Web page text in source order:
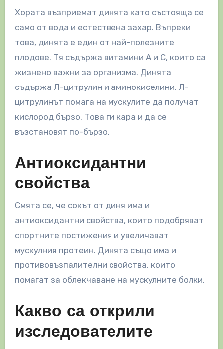
Хората възприемат динята като състояща се
само от вода и естествена захар. Въпреки
това, динята е един от най-полезните
плодове. Тя съдържа витамини А и C, които са
жизнено важни за организма. Динята
съдържа Л-цитрулин и аминокиселини. Л-
цитрулинът помага на мускулите да получат
кислород бързо. Това ги кара и да се
възстановят по-бързо.
Антиоксидантни
свойства
Смята се, че сокът от диня има и
антиоксидантни свойства, които подобряват
спортните постижения и увеличават
мускулния протеин. Динята също има и
противовъзпалителни свойства, които
помагат за облекчаване на мускулните болки.
Какво са открили
изследователите